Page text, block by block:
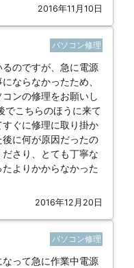
2016年11月10日
パソコン修理
のですが、急に電源
ならなかったため、
ンの修理をお願いし
でこちらのほうに来て
ぐに修理に取り掛か
に何が原因だったの
さり、とても丁寧な
よりかからなかった
2016年12月20日
パソコン修理
って急に作業中電源